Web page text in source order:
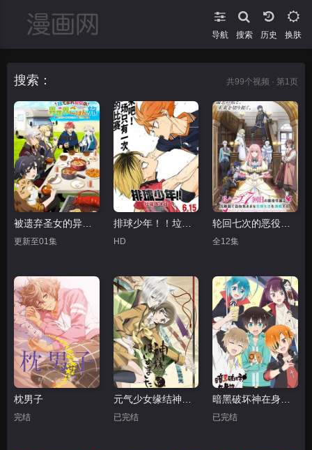
导航 搜索 换肤
搜索： 共99个视频 · 第1页
被遗弃圣女的异世界美食之旅 用隐藏技能召唤了露营车
更新至01集
排球少年！！垃圾场决战
HD
轮回七次的恶役千金，在前敌国享受随心所欲的新婚生活
全12集
枕男子
完结 已完结 已完结